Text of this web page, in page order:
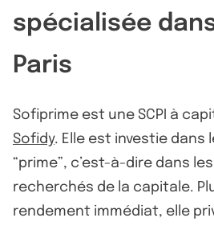
spécialisée
Paris
Sofiprime est une SCPI à
Sofidy. Elle est investie dans
“prime”, c’est-à-dire dans
recherchés de la capitale.
rendement immédiat, elle